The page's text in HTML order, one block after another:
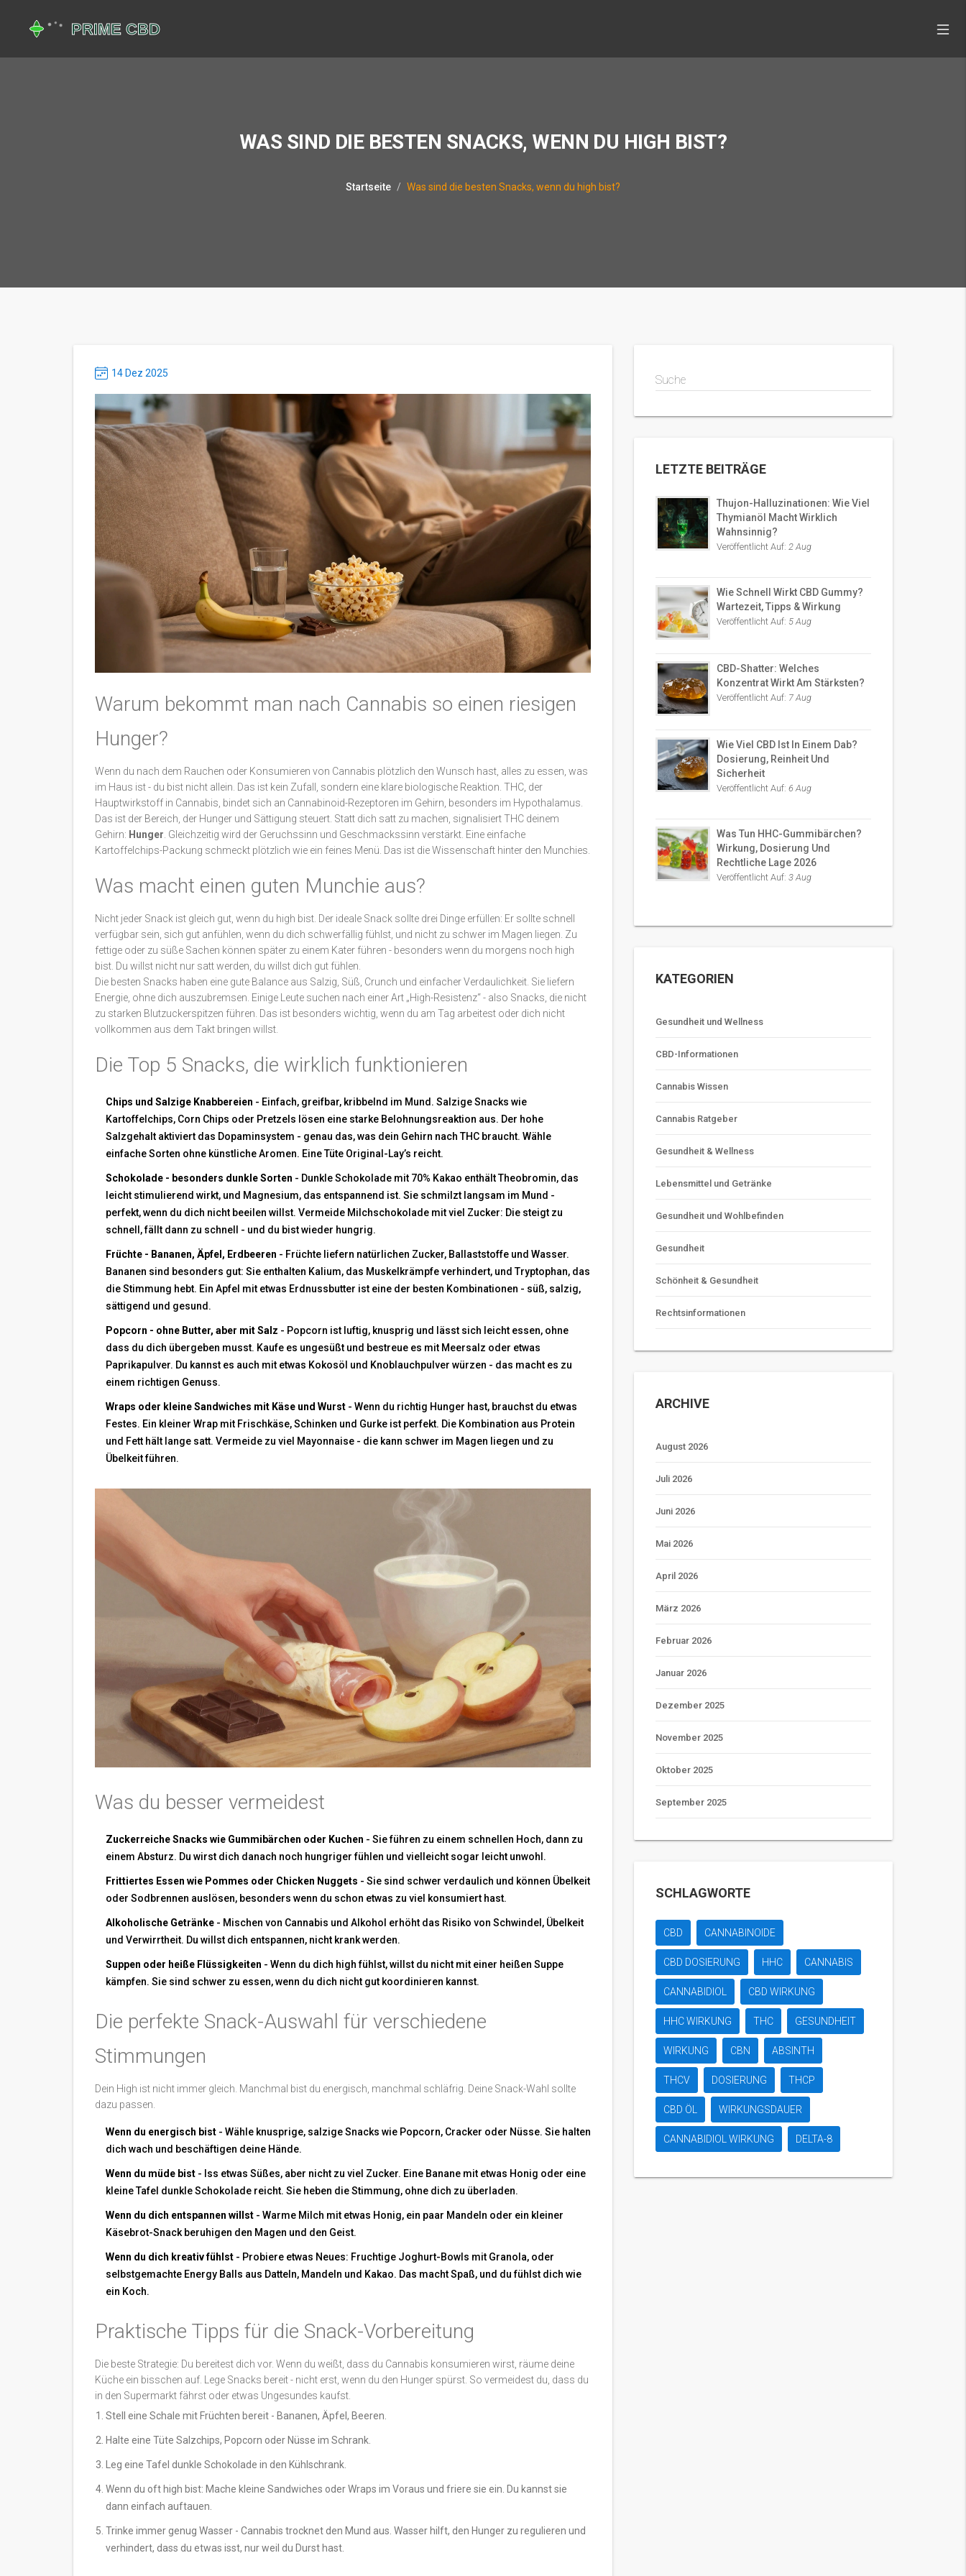
WAS SIND DIE BESTEN SNACKS, WENN DU HIGH BIST?
Startseite Was sind die besten Snacks, wenn du high bist?
14 Dez 2025
Warum bekommt man nach Cannabis so einen riesigen
Hunger?
Wenn du nach dem Rauchen oder Konsumieren von Cannabis plötzlich den Wunsch hast, alles zu essen, was
im Haus ist - du bist nicht allein. Das ist kein Zufall, sondern eine klare biologische Reaktion. THC, der
Hauptwirkstoff in Cannabis, bindet sich an Cannabinoid-Rezeptoren im Gehirn, besonders im Hypothalamus.
Das ist der Bereich, der Hunger und Sättigung steuert. Statt dich satt zu machen, signalisiert THC deinem
Gehirn: Hunger . Gleichzeitig wird der Geruchssinn und Geschmackssinn verstärkt. Eine einfache
Kartoffelchips-Packung schmeckt plötzlich wie ein feines Menü. Das ist die Wissenschaft hinter den Munchies.
Was macht einen guten Munchie aus?
Nicht jeder Snack ist gleich gut, wenn du high bist. Der ideale Snack sollte drei Dinge erfüllen: Er sollte schnell
verfügbar sein, sich gut anfühlen, wenn du dich schwerfällig fühlst, und nicht zu schwer im Magen liegen. Zu
fettige oder zu süße Sachen können später zu einem Kater führen - besonders wenn du morgens noch high
bist. Du willst nicht nur satt werden, du willst dich gut fühlen.
Die besten Snacks haben eine gute Balance aus Salzig, Süß, Crunch und einfacher Verdaulichkeit. Sie liefern
Energie, ohne dich auszubremsen. Einige Leute suchen nach einer Art „High-Resistenz“ - also Snacks, die nicht
zu starken Blutzuckerspitzen führen. Das ist besonders wichtig, wenn du am Tag arbeitest oder dich nicht
vollkommen aus dem Takt bringen willst.
Die Top 5 Snacks, die wirklich funktionieren
Chips und Salzige Knabbereien - Einfach, greifbar, kribbelnd im Mund. Salzige Snacks wie
Kartoffelchips, Corn Chips oder Pretzels lösen eine starke Belohnungsreaktion aus. Der hohe
Salzgehalt aktiviert das Dopaminsystem - genau das, was dein Gehirn nach THC braucht. Wähle
einfache Sorten ohne künstliche Aromen. Eine Tüte Original-Lay’s reicht.
Schokolade - besonders dunkle Sorten - Dunkle Schokolade mit 70% Kakao enthält Theobromin, das
leicht stimulierend wirkt, und Magnesium, das entspannend ist. Sie schmilzt langsam im Mund -
perfekt, wenn du dich nicht beeilen willst. Vermeide Milchschokolade mit viel Zucker: Die steigt zu
schnell, fällt dann zu schnell - und du bist wieder hungrig.
Früchte - Bananen, Äpfel, Erdbeeren - Früchte liefern natürlichen Zucker, Ballaststoffe und Wasser.
Bananen sind besonders gut: Sie enthalten Kalium, das Muskelkrämpfe verhindert, und Tryptophan, das
die Stimmung hebt. Ein Apfel mit etwas Erdnussbutter ist eine der besten Kombinationen - süß, salzig,
sättigend und gesund.
Popcorn - ohne Butter, aber mit Salz - Popcorn ist luftig, knusprig und lässt sich leicht essen, ohne
dass du dich übergeben musst. Kaufe es ungesüßt und bestreue es mit Meersalz oder etwas
Paprikapulver. Du kannst es auch mit etwas Kokosöl und Knoblauchpulver würzen - das macht es zu
einem richtigen Genuss.
Wraps oder kleine Sandwiches mit Käse und Wurst - Wenn du richtig Hunger hast, brauchst du etwas
Festes. Ein kleiner Wrap mit Frischkäse, Schinken und Gurke ist perfekt. Die Kombination aus Protein
und Fett hält lange satt. Vermeide zu viel Mayonnaise - die kann schwer im Magen liegen und zu
Übelkeit führen.
Was du besser vermeidest
Zuckerreiche Snacks wie Gummibärchen oder Kuchen - Sie führen zu einem schnellen Hoch, dann zu
einem Absturz. Du wirst dich danach noch hungriger fühlen und vielleicht sogar leicht unwohl.
Frittiertes Essen wie Pommes oder Chicken Nuggets - Sie sind schwer verdaulich und können Übelkeit
oder Sodbrennen auslösen, besonders wenn du schon etwas zu viel konsumiert hast.
Alkoholische Getränke - Mischen von Cannabis und Alkohol erhöht das Risiko von Schwindel, Übelkeit
und Verwirrtheit. Du willst dich entspannen, nicht krank werden.
Suppen oder heiße Flüssigkeiten - Wenn du dich high fühlst, willst du nicht mit einer heißen Suppe
kämpfen. Sie sind schwer zu essen, wenn du dich nicht gut koordinieren kannst.
Die perfekte Snack-Auswahl für verschiedene
Stimmungen
Dein High ist nicht immer gleich. Manchmal bist du energisch, manchmal schläfrig. Deine Snack-Wahl sollte
dazu passen.
Wenn du energisch bist - Wähle knusprige, salzige Snacks wie Popcorn, Cracker oder Nüsse. Sie halten
dich wach und beschäftigen deine Hände.
Wenn du müde bist - Iss etwas Süßes, aber nicht zu viel Zucker. Eine Banane mit etwas Honig oder eine
kleine Tafel dunkle Schokolade reicht. Sie heben die Stimmung, ohne dich zu überladen.
Wenn du dich entspannen willst - Warme Milch mit etwas Honig, ein paar Mandeln oder ein kleiner
Käsebrot-Snack beruhigen den Magen und den Geist.
Wenn du dich kreativ fühlst - Probiere etwas Neues: Fruchtige Joghurt-Bowls mit Granola, oder
selbstgemachte Energy Balls aus Datteln, Mandeln und Kakao. Das macht Spaß, und du fühlst dich wie
ein Koch.
Praktische Tipps für die Snack-Vorbereitung
Die beste Strategie: Du bereitest dich vor. Wenn du weißt, dass du Cannabis konsumieren wirst, räume deine
Küche ein bisschen auf. Lege Snacks bereit - nicht erst, wenn du den Hunger spürst. So vermeidest du, dass du
in den Supermarkt fährst oder etwas Ungesundes kaufst.
Stell eine Schale mit Früchten bereit - Bananen, Äpfel, Beeren.
Halte eine Tüte Salzchips, Popcorn oder Nüsse im Schrank.
Leg eine Tafel dunkle Schokolade in den Kühlschrank.
Wenn du oft high bist: Mache kleine Sandwiches oder Wraps im Voraus und friere sie ein. Du kannst sie
dann einfach auftauen.
Trinke immer genug Wasser - Cannabis trocknet den Mund aus. Wasser hilft, den Hunger zu regulieren und
verhindert, dass du etwas isst, nur weil du Durst hast.
Suche
LETZTE BEITRÄGE
Thujon-Halluzinationen: Wie Viel
Thymianöl Macht Wirklich
Wahnsinnig?
Veröffentlicht Auf: 2 Aug
Wie Schnell Wirkt CBD Gummy?
Wartezeit, Tipps & Wirkung
Veröffentlicht Auf: 5 Aug
CBD-Shatter: Welches
Konzentrat Wirkt Am Stärksten?
Veröffentlicht Auf: 7 Aug
Wie Viel CBD Ist In Einem Dab?
Dosierung, Reinheit Und
Sicherheit
Veröffentlicht Auf: 6 Aug
Was Tun HHC-Gummibärchen?
Wirkung, Dosierung Und
Rechtliche Lage 2026
Veröffentlicht Auf: 3 Aug
KATEGORIEN
Gesundheit und Wellness
CBD-Informationen
Cannabis Wissen
Cannabis Ratgeber
Gesundheit & Wellness
Lebensmittel und Getränke
Gesundheit und Wohlbefinden
Gesundheit
Schönheit & Gesundheit
Rechtsinformationen
ARCHIVE
August 2026
Juli 2026
Juni 2026
Mai 2026
April 2026
März 2026
Februar 2026
Januar 2026
Dezember 2025
November 2025
Oktober 2025
September 2025
SCHLAGWORTE
CBD CANNABINOIDE
CBD DOSIERUNG HHC CANNABIS
CANNABIDIOL CBD WIRKUNG
HHC WIRKUNG THC GESUNDHEIT
WIRKUNG CBN ABSINTH
THCV DOSIERUNG THCP
CBD ÖL WIRKUNGSDAUER
CANNABIDIOL WIRKUNG DELTA-8